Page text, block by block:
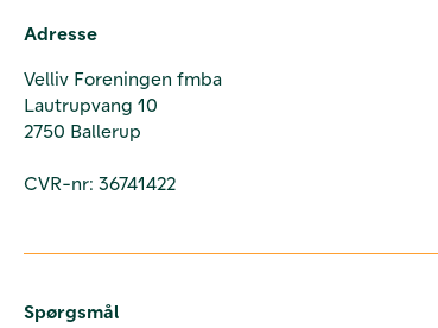
Adresse
Velliv Foreningen fmba
Lautrupvang 10
2750 Ballerup
CVR-nr: 36741422
Spørgsmål